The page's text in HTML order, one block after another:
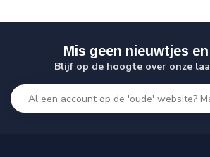
Mis geen nieuwtjes
Blijf op de hoogte over onze